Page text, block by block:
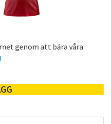
genom att bära våra